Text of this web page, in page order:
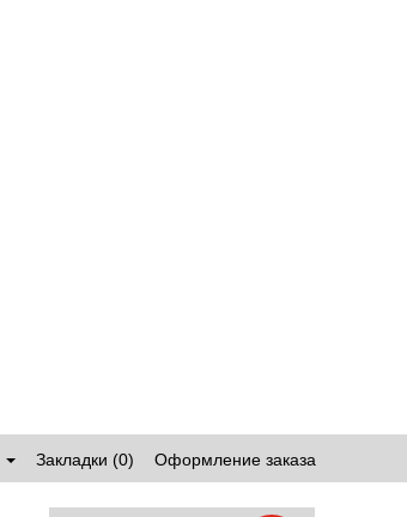
Закладки (0) Оформление заказа